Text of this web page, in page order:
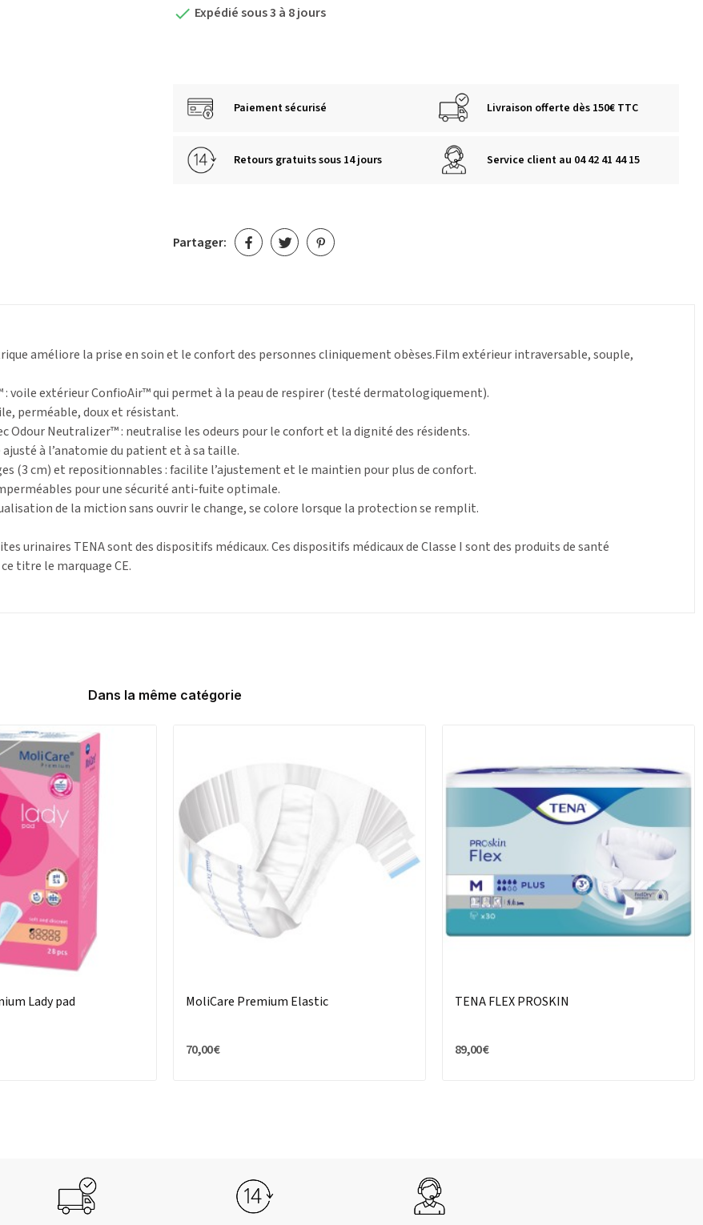
 Expédié sous 3 à 8 jours
Paiement sécurisé Livraison offerte dès 150€ TTC
Retours gratuits sous 14 jours Service client au 04 42 41 44 15
Partager:
améliore la prise en soin et le confort des personnes cliniquement obèses.Film extérieur intraversable, souple,
voile extérieur ConfioAir™ qui permet à la peau de respirer (testé dermatologiquement).
perméable, doux et résistant.
Odour Neutralizer™ : neutralise les odeurs pour le confort et la dignité des résidents.
à l’anatomie du patient et à sa taille.
(3 cm) et repositionnables : facilite l’ajustement et le maintien pour plus de confort.
pour une sécurité anti-fuite optimale.
de la miction sans ouvrir le change, se colore lorsque la protection se remplit.
urinaires TENA sont des dispositifs médicaux. Ces dispositifs médicaux de Classe I sont des produits de santé
titre le marquage CE.
Dans la même catégorie
Lady pad MoliCare Premium Elastic
70,00 €
TENA FLEX PROSKIN
89,00 €